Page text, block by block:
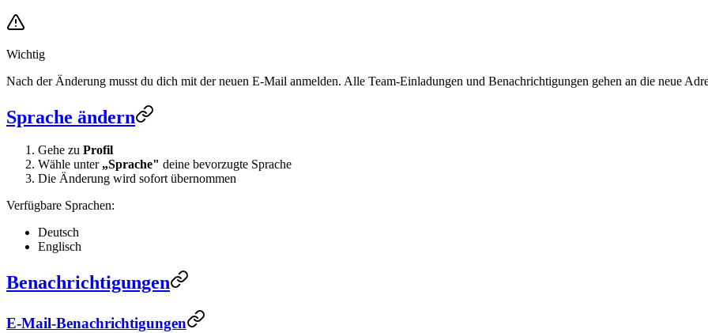
Wichtig
Nach der Änderung musst du dich mit der neuen E-Mail anmelden. Alle Team-Einladungen und Benachrichtigungen gehen an die neue
Sprache ändern
Gehe zu Profil
Wähle unter „Sprache" deine bevorzugte Sprache
Die Änderung wird sofort übernommen
Verfügbare Sprachen:
Deutsch
Englisch
Benachrichtigungen
E-Mail-Benachrichtigungen